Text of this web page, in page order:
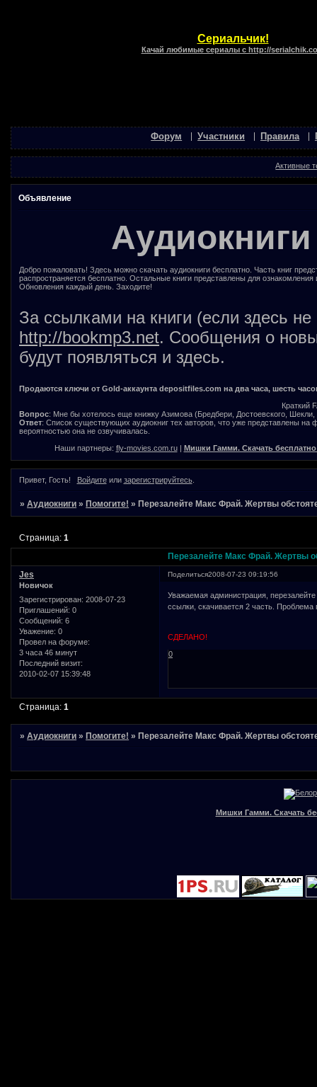
Сериальчик!
Качай любимые сериалы с http://
Форум Участники Правила
Активные
Объявление
Добро пожаловать! Здесь можно скачать аудиокниги бесплатно. Часть книг
распространяется бесплатно. Остальные книги представлены для
Обновления каждый день. Заходите!
За ссылками на книги (если здесь
http://bookmp3.net. Сообщения о
будут появляться и здесь.
Продаются ключи от Gold-аккаунта depositfiles.com на два часа, шесть
Краткий
Вопрос: Мне бы хотелось еще книжку Азимова (Бредбери, Достоевского, Шекли,
Ответ: Список существующих аудиокниг тех авторов, что уже представлены на
вероятностью она не озвучивалась.
Наши партнеры: fly-movies.com.ru| Мишки Гамми. Скачать
Привет, Гость! Войдитеили зарегистрируйтесь.
»Аудиокниги » Помогите! » Перезалейте Макс Фрай. Жертвы
Перезалейте Макс Фрай. Жертвы
Страница:1
Поделиться2008-07-23 09:19:56
Jes
Новичок
Зарегистрирован: 2008-07-23
Приглашений: 0
Сообщений: 6
Уважение: 0
Провел на форуме:
3 часа 46 минут
Последний визит:
2010-02-07 15:39:48
Уважаемая администрация,
ссылки, скачивается 2 часть.
СДЕЛАНО!
0
Страница:1
»Аудиокниги » Помогите! » Перезалейте Макс Фрай. Жертвы
Мишки Гамми. Скачать